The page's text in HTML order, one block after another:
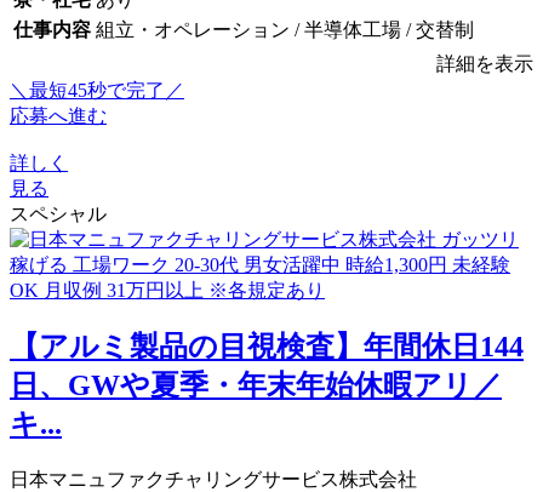
仕事内容 組立・オペレーション / 半導体工場 / 交替制
詳細を表示
＼最短45秒で完了／
応募へ進む
詳しく
見る
スペシャル
【アルミ製品の目視検査】年間休日144
日、GWや夏季・年末年始休暇アリ／
キ...
日本マニュファクチャリングサービス株式会社